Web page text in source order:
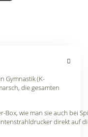
Gymnastik (K-
die gesamten
Box, wie man sie auch bei
direkt auf